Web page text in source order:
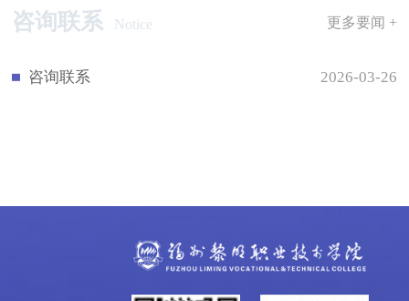
咨询联系 Notice 更多要闻 +
咨询联系 2026-03-26